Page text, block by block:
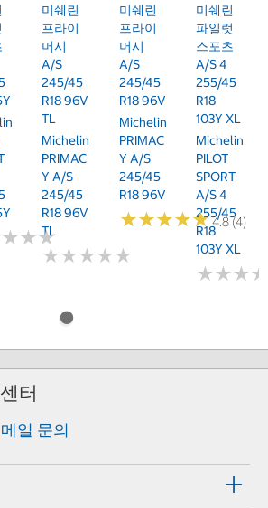
★★★
★★★
미쉐린
프라이
머시
A/S
245/45
R18 96V
TL
Michelin
PRIMAC
Y A/S
245/45
R18 96V
TL
★★★★★
★★★★★
미쉐린
프라이
머시
A/S
245/45
R18 96V
Michelin
PRIMAC
Y A/S
245/45
R18 96V
★★★★★
★★★★★4.8 (4)
미쉐린
파일럿
스포츠
A/S 4
255/45
R18
103Y XL
Michelin
PILOT
SPORT
A/S 4
255/45
R18
103Y XL
★★★
★★★
터
일 문의